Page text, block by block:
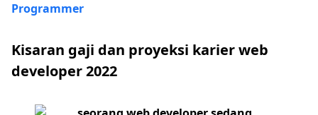
Programmer
Kisaran gaji dan proyeksi karier web
developer 2022